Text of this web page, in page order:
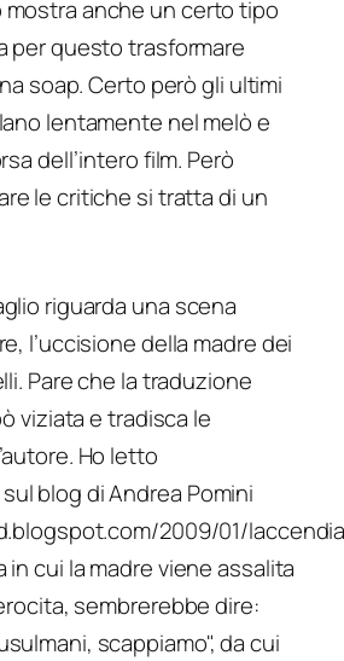
anche un certo tipo
per questo trasformare
soap. Certo però gli ultimi
lentamente nel melò e
dell’intero film. Però
le critiche si tratta di un
riguarda una scena
l’uccisione della madre dei
Pare che la traduzione
viziata e tradisca le
Ho letto
blog di Andrea Pomini
2009/01/
in cui la madre viene assalita
sembrerebbe dire:
scappiamo", da cui